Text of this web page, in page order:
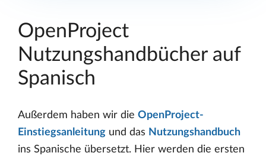
OpenProject
Nutzungshandbücher auf
Spanisch
Außerdem haben wir die OpenProject-
Einstiegsanleitung und das Nutzungshandbuch
ins Spanische übersetzt. Hier werden die ersten